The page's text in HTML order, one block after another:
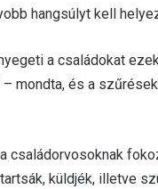
hangsúlyt kell
a családokat
– mondta, és a
családorvosoknak
küldjék, illetve